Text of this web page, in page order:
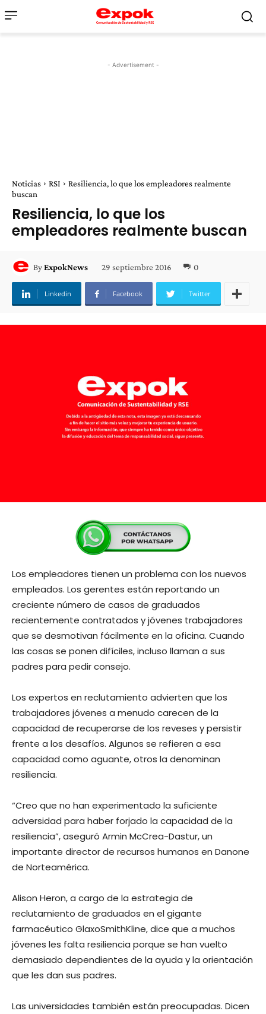
- Advertisement -
Noticias RSI
Resiliencia, lo que los empleadores realmente
buscan
Resiliencia, lo que los
empleadores realmente buscan
ByExpokNews 29 septiembre 2016 0
Linkedin Facebook Twitter
Los empleadores tienen un problema con los nuevos
empleados. Los gerentes están reportando un
creciente número de casos de graduados
recientemente contratados y jóvenes trabajadores
que se desmotivan fácilmente en la oficina. Cuando
las cosas se ponen difíciles, incluso llaman a sus
padres para pedir consejo.
Los expertos en reclutamiento advierten que los
trabajadores jóvenes a menudo carecen de la
capacidad de recuperarse de los reveses y persistir
frente a los desafíos. Algunos se refieren a esa
capacidad como aguante, otros la denominan
resiliencia.
“Creo que no han experimentado la suficiente
adversidad para haber forjado la capacidad de la
resiliencia”, aseguró Armin McCrea-Dastur, un
importante director de recursos humanos en Danone
de Norteamérica.
Alison Heron, a cargo de la estrategia de
reclutamiento de graduados en el gigante
farmacéutico GlaxoSmithKline, dice que a muchos
jóvenes les falta resiliencia porque se han vuelto
demasiado dependientes de la ayuda y la orientación
que les dan sus padres.
Las universidades también están preocupadas. Dicen